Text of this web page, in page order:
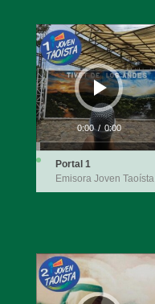
Reproductor
de
audio
0:00 / 0:00
Portal 1
Emisora Joven Taoísta
Reproductor
de
audio